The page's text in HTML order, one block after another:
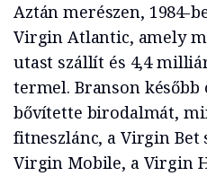
Aztán merészen, 1984-
Virgin Atlantic, amely
utast szállít és 4,4
termel. Branson
bővítette birodalmát,
fitneszlánc, a Virgin Bet
Virgin Mobile, a Virgin